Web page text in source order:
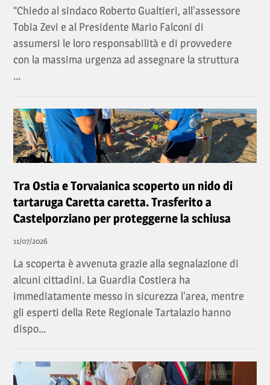
“Chiedo al sindaco Roberto Gualtieri, all'assessore
Tobia Zevi e al Presidente Mario Falconi di
assumersi le loro responsabilità e di provvedere
con la massima urgenza ad assegnare la struttura
...
Tra Ostia e Torvaianica scoperto un nido di
tartaruga Caretta caretta. Trasferito a
Castelporziano per proteggerne la schiusa
11/07/2026
La scoperta è avvenuta grazie alla segnalazione di
alcuni cittadini. La Guardia Costiera ha
immediatamente messo in sicurezza l'area, mentre
gli esperti della Rete Regionale Tartalazio hanno
dispo...